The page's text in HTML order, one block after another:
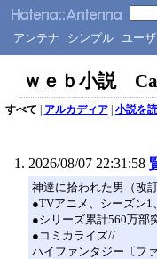
アンテナ シンプル ユー
ｗｅｂ小説
すべて | アルカディア| 小説を
2026/08/07 22:31:58
神達に拾われた男（改
●TVアニメ、シーズン1
●シリーズ累計560万部
●コミカライズ//
ハイファンタジー〔フ